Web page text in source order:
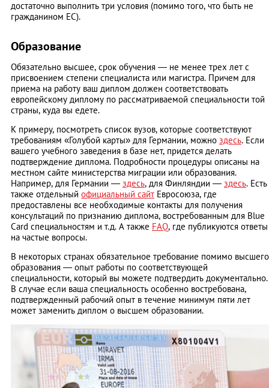
достаточно выполнить три условия (помимо того, что быть не
гражданином ЕС).
Образование
Обязательно высшее, срок обучения — не менее трех лет с
присвоением степени специалиста или магистра. Причем для
приема на работу ваш диплом должен соответствовать
европейскому диплому по рассматриваемой специальности той
страны, куда вы едете.
К примеру, посмотреть список вузов, которые соответствуют
требованиям «Голубой карты» для Германии, можно здесь. Если
вашего учебного заведения в базе нет, придется делать
подтверждение диплома. Подробности процедуры описаны на
местном сайте министерства миграции или образования.
Например, для Германии — здесь, для Финляндии — здесь. Есть
также отдельный официальный сайт Евросоюза, где
предоставлены все необходимые контакты для получения
консультаций по признанию диплома, востребованным для Blue
Card специальностям и т.д. А также FAQ, где публикуются ответы
на частые вопросы.
В некоторых странах обязательное требование помимо высшего
образования — опыт работы по соответствующей
специальности, который вы можете подтвердить документально.
В случае если ваша специальность особенно востребована,
подтвержденный рабочий опыт в течение минимум пяти лет
может заменить диплом о высшем образовании.